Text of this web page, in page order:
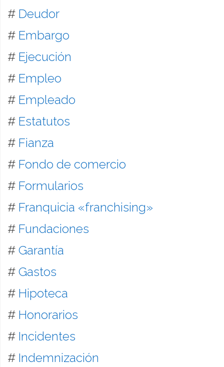
# Deudor
# Embargo
# Ejecución
# Empleo
# Empleado
# Estatutos
# Fianza
# Fondo de comercio
# Formularios
# Franquicia «franchising»
# Fundaciones
# Garantía
# Gastos
# Hipoteca
# Honorarios
# Incidentes
# Indemnización